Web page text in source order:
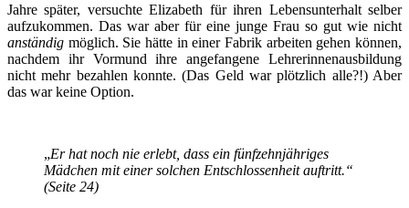
Jahre später, versuchte Elizabeth für ihren Lebensunterhalt selber
aufzukommen. Das war aber für eine junge Frau so gut wie nicht
anständig möglich. Sie hätte in einer Fabrik arbeiten gehen können,
nachdem ihr Vormund ihre angefangene Lehrerinnenausbildung
nicht mehr bezahlen konnte. (Das Geld war plötzlich alle?!) Aber
das war keine Option.
„Er hat noch nie erlebt, dass ein fünfzehnjähriges
Mädchen mit einer solchen Entschlossenheit auftritt.“
(Seite 24)